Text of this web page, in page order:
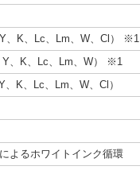
、K、Lc、Lm、W、Cl） ※1
Y、K、Lc、Lm、W） ※1
K、Lc、Lm、W、Cl）
よるホワイトインク循環